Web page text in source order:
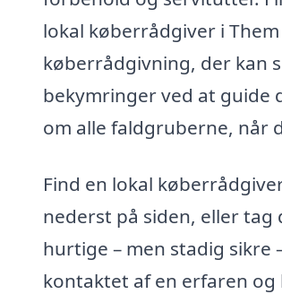
lokal køberrådgiver i
køberrådgivning, der kan
bekymringer ved at guide
om alle faldgruberne, når
Find en lokal
nederst på siden, eller tag
hurtige – men stadig sikre
kontaktet af en erfaren og